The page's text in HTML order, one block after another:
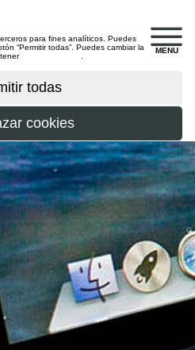
MENU
para fines analíticos. Puedes
“Permitir todas”. Puedes cambiar la